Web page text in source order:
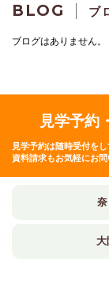
BLOG ブ
ブログはありません。
見学予約
見学予約は随時受付をし
資料請求もお気軽にお問
大